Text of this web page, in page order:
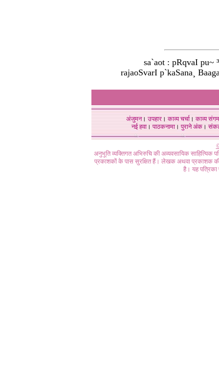
sa`aot : pRqvaI pu~
rajaoSvarI p`kaSana¸
अंजुमन।उपहार।काव्य चर्चा।काव्य संगम
नई हवा। पाठकनामा। पुराने अंक।
अनुभूति व्यक्तिगत अभिरुचि की अव्यवसायिक
प्रकाशकों के पास सुरक्षित हैं। लेखक अथवा प्रकाशक की
है। यह पत्रिका